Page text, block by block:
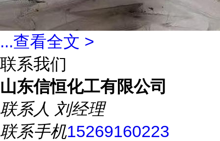
...查看全文 >
联系我们
山东信恒化工有限公司
联系人 刘经理
联系手机15269160223